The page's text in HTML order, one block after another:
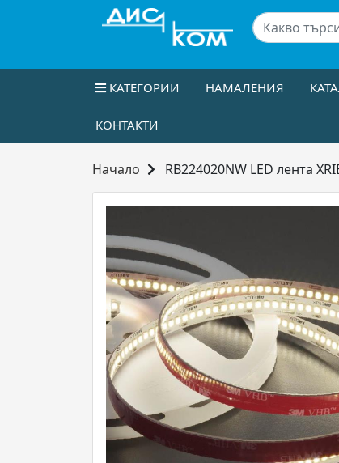
КАТЕГОРИИ НАМАЛЕНИЯ
КОНТАКТИ
Начало RB224020NW LED лента